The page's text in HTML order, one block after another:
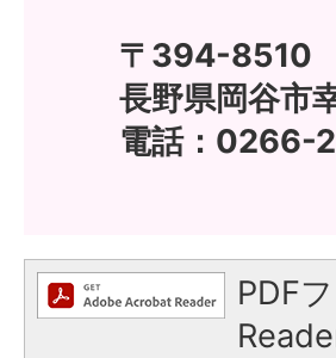
〒394-8510
長野県岡谷市
電話：0266-
PDF